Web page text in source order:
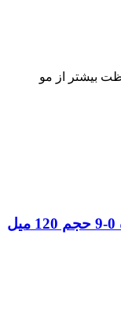
از مو
رنگ مو الوکسین سری طبیعی شماره 0-9 حجم 120 میل